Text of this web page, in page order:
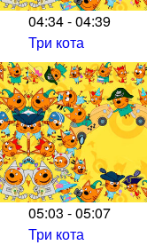
04:34 - 04:39
Три кота
05:03 - 05:07
Три кота